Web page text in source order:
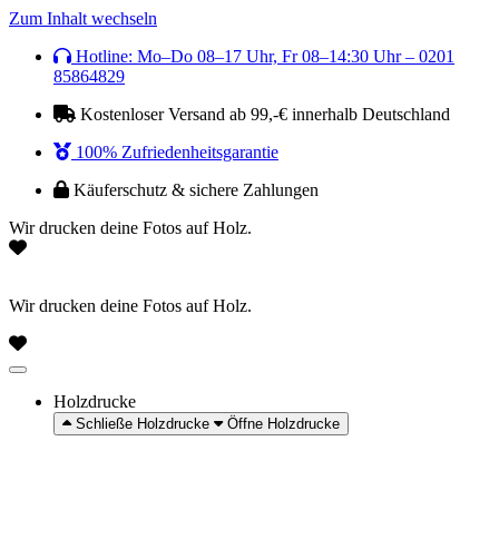
Zum Inhalt wechseln
Hotline: Mo–Do 08–17 Uhr, Fr 08–14:30 Uhr – 0201
85864829
Kostenloser Versand ab 99,-€ innerhalb Deutschland
100% Zufriedenheitsgarantie
Käuferschutz & sichere Zahlungen
Wir drucken deine Fotos auf Holz.
Wir drucken deine Fotos auf Holz.
Holzdrucke
Schließe Holzdrucke Öffne Holzdrucke